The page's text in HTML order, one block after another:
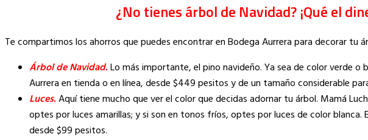
¿No tienes árbol de Navidad? ¡Qué el
Te compartimos los ahorros que puedes encontrar en Bodega Aurrera para decorar tu
Árbol de Navidad.Lo más importante, el pino navideño. Ya sea de color verde
Aurrera en tienda o en línea, desde $449 pesitos y de un tamaño considerable
Luces.Aquí tiene mucho que ver el color que decidas adornar tu árbol. Mamá
optes por luces amarillas; y si son en tonos fríos, optes por luces de color
desde $99 pesitos.